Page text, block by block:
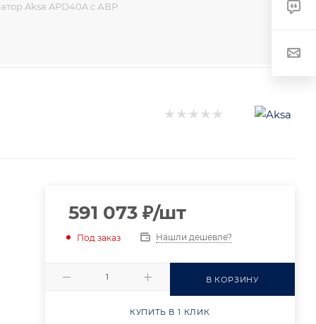
Aksa APD40A с АВР
591 073₽/шт
Под заказ Нашли дешевле?
В КОРЗИНУ
КУПИТЬ В 1 КЛИК